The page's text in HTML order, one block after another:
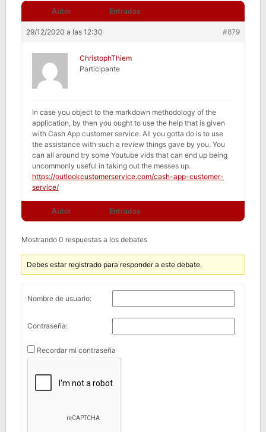
Autor Entradas
29/12/2020 a las 12:30 #879
ChristophThiem
Participante
In case you object to the markdown methodology of the
application, by then you ought to use the help that is given
with Cash App customer service. All you gotta do is to use
the assistance with such a review things gave by you. You
can all around try some Youtube vids that can end up being
uncommonly useful in taking out the messes up.
https://outlookcustomerservice.com/cash-app-customer-
service/
Autor Entradas
Mostrando 0 respuestas a los debates
Debes estar registrado para responder a este debate.
Nombre de usuario:
Contraseña:
Recordar mi contraseña